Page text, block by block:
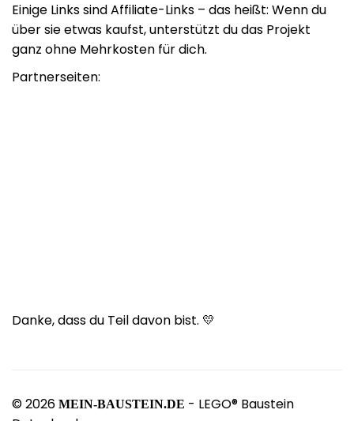
Einige Links sind Affiliate-Links – das heißt: Wenn du
über sie etwas kaufst, unterstützt du das Projekt
ganz ohne Mehrkosten für dich.
Partnerseiten:
Danke, dass du Teil davon bist. 💛
© 2026 MEIN-BAUSTEIN.DE - LEGO® Baustein